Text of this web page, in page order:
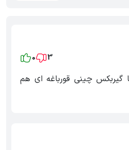
3
0
گیربکس چینی قورباغه ای هم